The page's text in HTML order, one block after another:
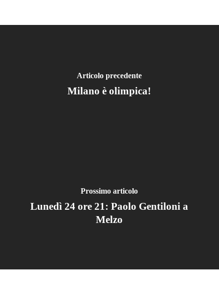
Articolo precedente
Milano è olimpica!
Prossimo articolo
Lunedì 24 ore 21: Paolo Gentiloni a
Melzo